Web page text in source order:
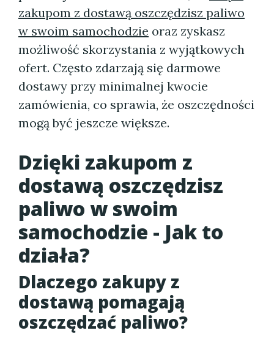
zakupom z dostawą oszczędzisz paliwo
w swoim samochodzie oraz zyskasz
możliwość skorzystania z wyjątkowych
ofert. Często zdarzają się darmowe
dostawy przy minimalnej kwocie
zamówienia, co sprawia, że oszczędności
mogą być jeszcze większe.
Dzięki zakupom z
dostawą oszczędzisz
paliwo w swoim
samochodzie - Jak to
działa?
Dlaczego zakupy z
dostawą pomagają
oszczędzać paliwo?